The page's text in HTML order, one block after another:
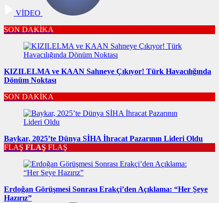
VİDEO
SON DAKİKA
KIZILELMA ve KAAN Sahneye Çıkıyor! Türk Havacılığında
Dönüm Noktası
SON DAKİKA
Baykar, 2025’te Dünya SİHA İhracat Pazarının Lideri Oldu
FLAŞ FLAŞ FLAŞ
Erdoğan Görüşmesi Sonrası Erakçi’den Açıklama: “Her Şeye
Hazırız”